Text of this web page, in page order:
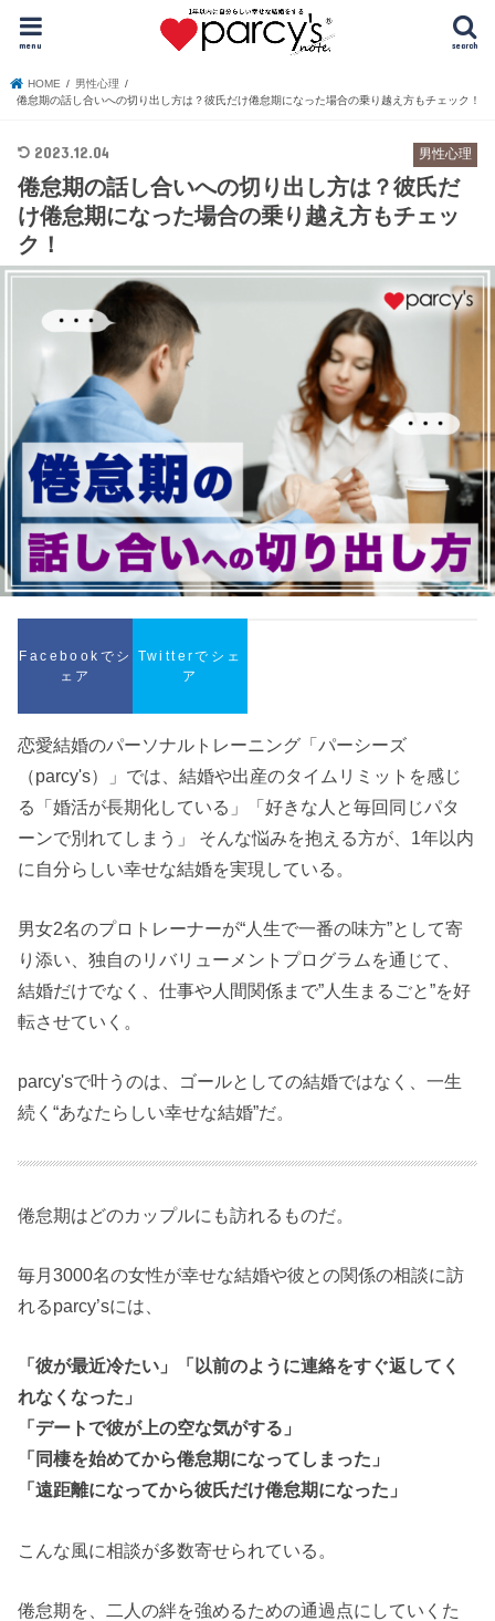
search
menu
HOME
男性心理
倦怠期の話し合いへの切り出し方は？彼氏だけ倦怠期になった場合の乗り越え方もチェック！
男性心理
2023.12.04
倦怠期の話し合いへの切り出し方は？彼氏だ
け倦怠期になった場合の乗り越え方もチェッ
ク！
Facebookでシ
ェア
Twitterでシェ
ア
恋愛結婚のパーソナルトレーニング「パーシーズ
（parcy's）」では、結婚や出産のタイムリミットを感じ
る「婚活が長期化している」「好きな人と毎回同じパタ
ーンで別れてしまう」 そんな悩みを抱える方が、1年以内
に自分らしい幸せな結婚を実現している。
男女2名のプロトレーナーが“人生で一番の味方”として寄
り添い、独自のリバリューメントプログラムを通じて、
結婚だけでなく、仕事や人間関係まで”人生まるごと”を好
転させていく。
parcy'sで叶うのは、ゴールとしての結婚ではなく、一生
続く“あなたらしい幸せな結婚”だ。
倦怠期はどのカップルにも訪れるものだ。
毎月3000名の女性が幸せな結婚や彼との関係の相談に訪
れるparcy’sには、
「彼が最近冷たい」「以前のように連絡をすぐ返してく
れなくなった」
「デートで彼が上の空な気がする」
「同棲を始めてから倦怠期になってしまった」
「遠距離になってから彼氏だけ倦怠期になった」
こんな風に相談が多数寄せられている。
倦怠期を、二人の絆を強めるための通過点にしていくた